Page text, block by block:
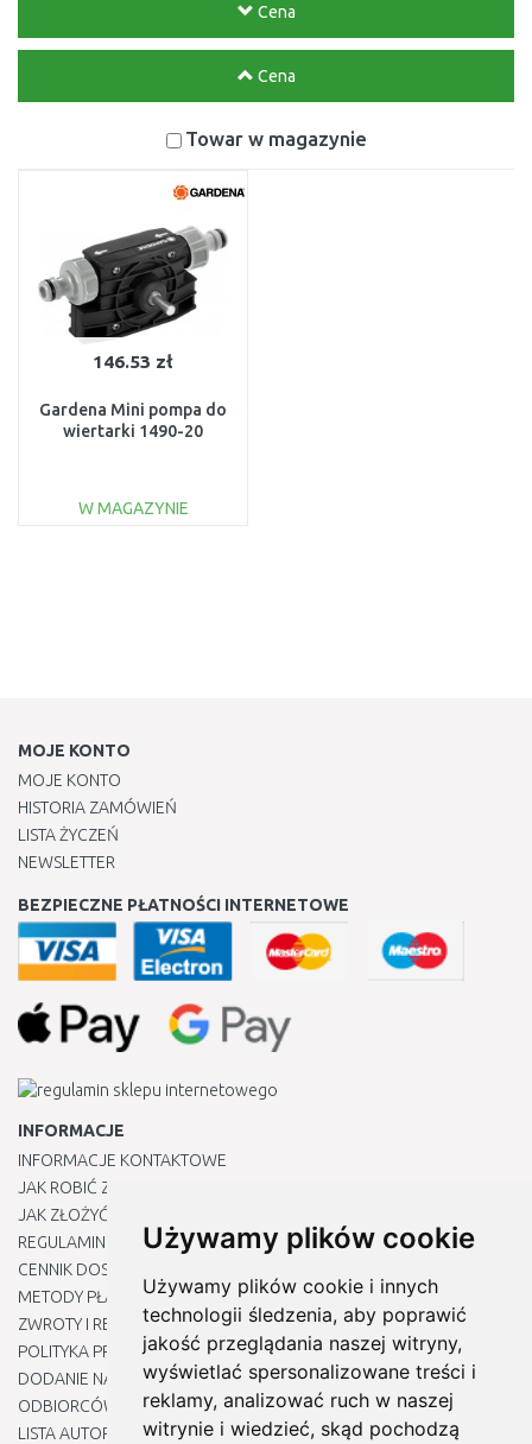
Używamy plików cookie
Używamy plików cookie i innych
technologii śledzenia, aby poprawić
jakość przeglądania naszej witryny,
wyświetlać spersonalizowane treści i
reklamy, analizować ruch w naszej
witrynie i wiedzieć, skąd pochodzą
Cena
Cena
Towar w magazynie
146.53 zł
Gardena Mini pompa do
wiertarki 1490-20
W MAGAZYNIE
MOJE KONTO
MOJE KONTO
HISTORIA ZAMÓWIEŃ
LISTA ŻYCZEŃ
NEWSLETTER
BEZPIECZNE PŁATNOŚCI INTERNETOWE
INFORMACJE
INFORMACJE KONTAKTOWE
JAK ROBIĆ ZAKUPY ?
JAK ZŁOŻYĆ REKLAMACJĘ
REGULAMIN
CENNIK DOSTAWY
METODY PŁATNOŚCI
ZWROTY I REKLAMACJE PRODUKTÓW
POLITYKA PRYWATNOŚCI
DODANIE NASZYCH ADRESÓW E-MAIL DO LISTY ZAUFANYCH
ODBIORCÓW
LISTA AUTORYZOWANYCH CENTRÓW SERWISOWYCH